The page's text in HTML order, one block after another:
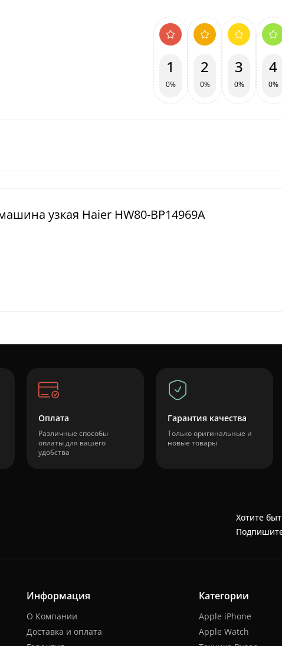
1
0%
2
0%
3
0%
4
0%
узкая Haier HW80-BP14969A
Оплата
Различные способы
оплаты для вашего
удобства
Гарантия качества
Только оригинальные и
новые товары
Хотите
Информация
О Компании
Доставка и оплата
Категории
Apple iPhone
Apple Watch